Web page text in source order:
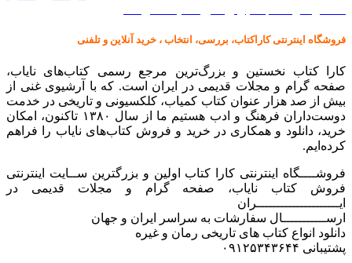
فروشگاه اینترنتی کاراکتاب، بررسی، انتخاب ، خرید آنلاین و تلفنی
کارا کتاب نخستین و بزرگ‌ترین مرجع رسمی کتاب‌های نایاب،
صفحه گرام و مجلات قدیمی در ایران است. که با آرشیوی غنی از
بیش از صد هزار عنوان کتاب کمیاب، کلکسیونی و تاریخی در خدمت
دوست‌داران فرهنگ و ادب هستیم ما از سال ۱۳۸۰ تاکنون، امکان
خرید، دانلود و همکاری در خرید و فروش کتاب‌های نایاب را فراهم
کرده‌ایم.
فروشــــگاه اینترنتی کارا کتاب اولین و بزرگترین ســایت اینترنتی
فروش کتاب نایاب، صفحه گرام و مجلات قدیمی در
ایـــــــــــــــــــــران
ارســـــــــــال سفارشات به سراسر ایران و جهان
دانلود انواع کتاب های تاریخی رمان و غیره
پشتیبانی ۰۹۱۲۵۳۴۳۶۴۴